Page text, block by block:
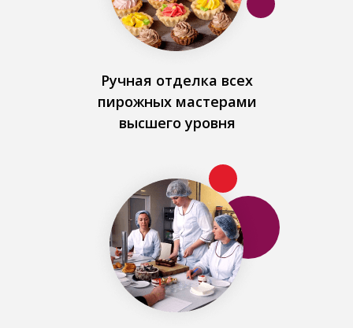
Ручная отделка всех
пирожных мастерами
высшего уровня